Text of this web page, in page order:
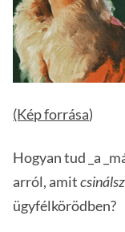
(Kép forrása)
Hogyan tud _a
arról, amitcsinálsz
ügyfélkörödben?